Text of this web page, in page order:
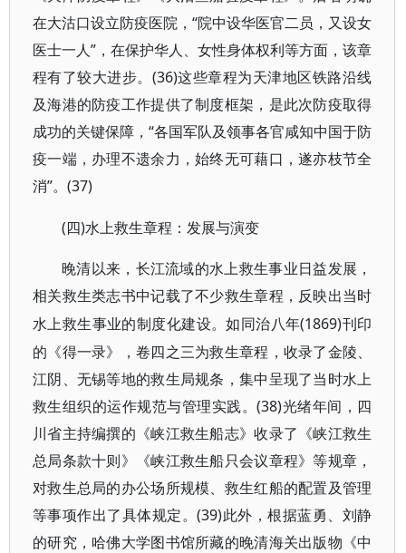
在大沽口设立防疫医院，“院中设华医官二员，又设女
医士一人”，在保护华人、女性身体权利等方面，该章
程有了较大进步。(36)这些章程为天津地区铁路沿线
及海港的防疫工作提供了制度框架，是此次防疫取得
成功的关键保障，“各国军队及领事各官咸知中国于防
疫一端，办理不遗余力，始终无可藉口，遂亦枝节全
消”。(37)
(四)水上救生章程：发展与演变
晚清以来，长江流域的水上救生事业日益发展，
相关救生类志书中记载了不少救生章程，反映出当时
水上救生事业的制度化建设。如同治八年(1869)刊印
的《得一录》，卷四之三为救生章程，收录了金陵、
江阴、无锡等地的救生局规条，集中呈现了当时水上
救生组织的运作规范与管理实践。(38)光绪年间，四
川省主持编撰的《峡江救生船志》收录了《峡江救生
总局条款十则》《峡江救生船只会议章程》等规章，
对救生总局的办公场所规模、救生红船的配置及管理
等事项作出了具体规定。(39)此外，根据蓝勇、刘静
的研究，哈佛大学图书馆所藏的晚清海关出版物《中